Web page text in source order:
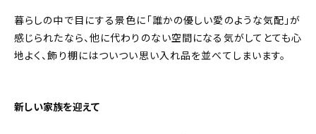
暮らしの中で目にする景色に「誰かの優しい愛のような気配」が
感じられたなら、他に代わりのない空間になる気がしてとても心
地よく、飾り棚にはついつい思い入れ品を並べてしまいます。
新しい家族を迎えて